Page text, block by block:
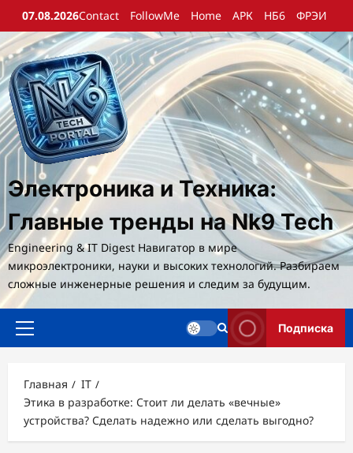
Перейти
содержимому
07.08.2026Contact FollowMe Home АРК НБ6 ФРЭИ
Электроника и Техника:
Главные тренды на Nk9 Tech
Engineering & IT Digest Навигатор в мире
микроэлектроники, науки и высоких технологий. Разбираем
сложные инженерные решения и следим за будущим.
Основное
Подписка
Главная
IT
Этика в разработке: Стоит ли делать «вечные»
устройства? Сделать надежно или сделать выгодно?